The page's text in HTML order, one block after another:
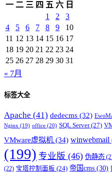
一 二 三 四 五 六 日
1
2
3
4
5 6 7 8 9
10
11 12 13 14 15 16 17
18 19 20 21 22 23 24
25 26 27 28 29 30 31
« 7月
标签大全
Apache (41) dedecms (32)
Nginx (19) office (20) SQL Server(27)
VMware虚拟机 (34) winwebmail
(199) 专业版 (46) 伪静态
(22) 宝塔控制面板 (24) 帝国cms (30)